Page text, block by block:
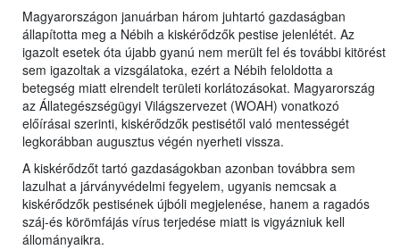
Magyarországon januárban három juhtartó gazdaságban
állapította meg a Nébih a kiskérődzők pestise jelenlétét. Az
igazolt esetek óta újabb gyanú nem merült fel és további kitörést
sem igazoltak a vizsgálatoka, ezért a Nébih feloldotta a
betegség miatt elrendelt területi korlátozásokat. Magyarország
az Állategészségügyi Világszervezet (WOAH) vonatkozó
előírásai szerinti, kiskérődzők pestisétől való mentességét
legkorábban augusztus végén nyerheti vissza.
A kiskérődzőt tartó gazdaságokban azonban továbbra sem
lazulhat a járványvédelmi fegyelem, ugyanis nemcsak a
kiskérődzők pestisének újbóli megjelenése, hanem a ragadós
száj-és körömfájás vírus terjedése miatt is vigyázniuk kell
állományaikra.